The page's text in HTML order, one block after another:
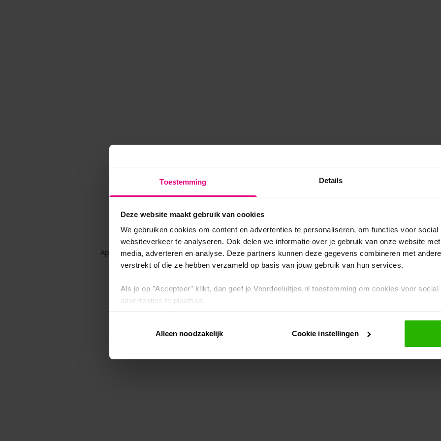
Toestemming Details
Deze website maakt gebruik van cookies
We gebruiken cookies om content en advertenties te personaliseren, om functies voor
websiteverkeer te analyseren. Ook delen we informatie over je gebruik van onze website
media, adverteren en analyse. Deze partners kunnen deze gegevens combineren met
verstrekt of die ze hebben verzameld op basis van jouw gebruik van hun services.
Als je op "Accepteer" klikt, dan geef je Voordeeluitjes.nl toestemming om cookies voor
advertenties te plaatsen.
Via "Cookie instellingen" kun je ook zelf instellen welke cookies worden geplaatst. Je kunt je
intrekken op onscookiebeleid.
Alleen noodzakelijk Cookie instellingen
Application error: a client-side exception has occurred while loadingwww.voordeeluitjes.nl (see the